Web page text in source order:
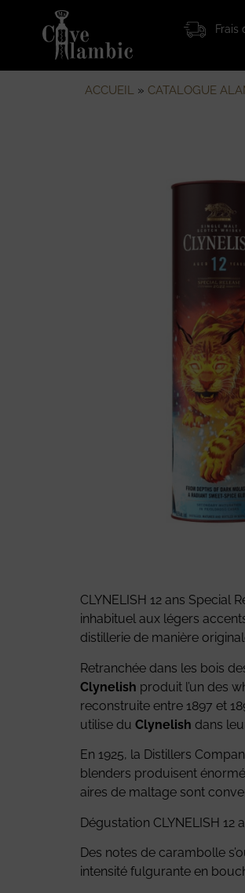
Frais
ACCUEIL» CATALOGUE
CLYNELISH 12 ans Special
inhabituel aux légers
distillerie de manière
Retranchée dans les bois
Clynelish produit l’un des
reconstruite entre 1897 et
utilise du Clynelish dans
En 1925, la Distillers
blenders produisent
aires de maltage sont
Dégustation CLYNELISH 12
Des notes de carambolle
intensité fulgurante en